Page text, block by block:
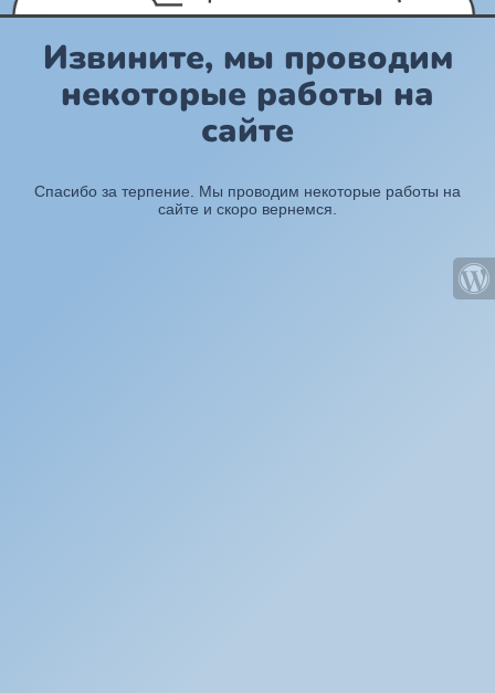
Извините, мы проводим
некоторые работы на
сайте
Спасибо за терпение. Мы проводим некоторые работы на
сайте и скоро вернемся.